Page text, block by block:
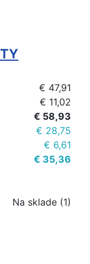
€ 47,91
€ 11,02
€ 58,93
€ 28,75
€ 6,61
€ 35,36
Na sklade (1)